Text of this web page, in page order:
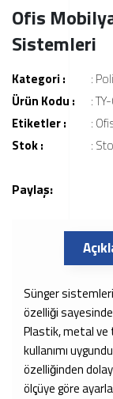
Ofis
Sistemleri
Kategori : :
Ürün Kodu :
:
Etiketler :
:
Stok :
:
Paylaş:
Sünger
özelliği
Plastik, metal ve
kullanımı
özelliğinden
ölçüye göre